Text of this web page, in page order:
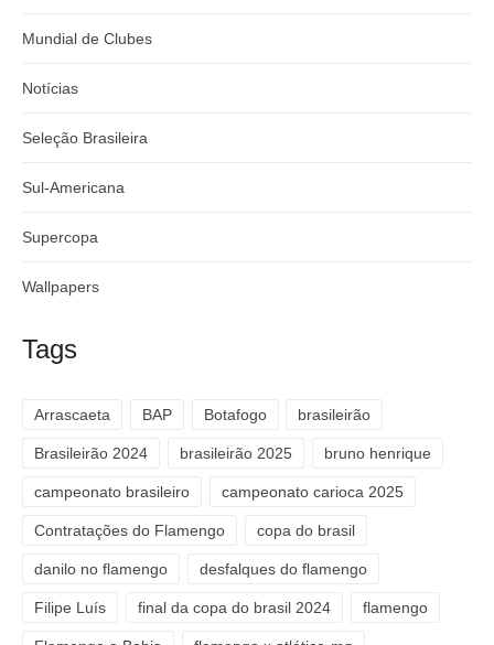
Mundial de Clubes
Notícias
Seleção Brasileira
Sul-Americana
Supercopa
Wallpapers
Tags
Arrascaeta BAP Botafogo brasileirão
Brasileirão 2024 brasileirão 2025 bruno henrique
campeonato brasileiro campeonato carioca 2025
Contratações do Flamengo copa do brasil
danilo no flamengo desfalques do flamengo
Filipe Luís final da copa do brasil 2024 flamengo